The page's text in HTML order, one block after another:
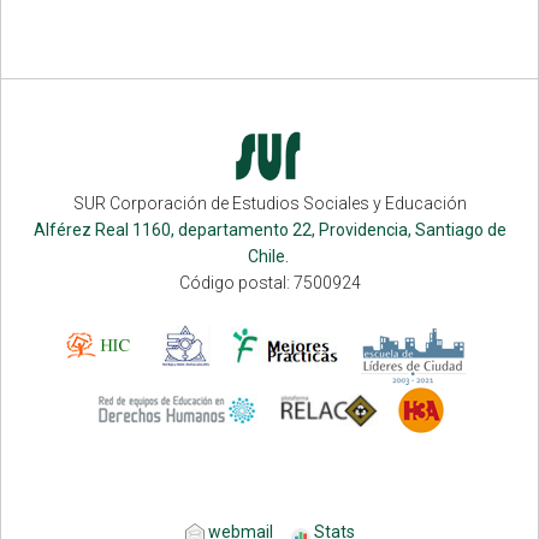
SUR Corporación de Estudios Sociales y Educación
Alférez Real 1160, departamento 22, Providencia, Santiago de
Chile.
Código postal: 7500924
webmail Stats